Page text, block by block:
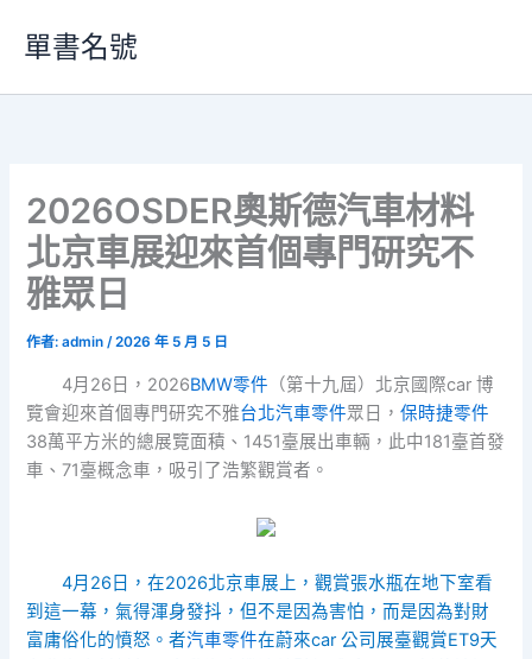
要
單書名號
2026OSDER奧斯德汽車材料
北京車展迎來首個專門研究不
雅眾日
作者:admin/2026 年 5 月 5 日
4月26日，2026BMW零件 （第十九屆）北京國際car 博
覽會迎來首個專門研究不雅台北汽車零件眾日，保時捷零件
38萬平方米的總展覽面積、1451臺展出車輛，此中181臺首發
車、71臺概念車，吸引了浩繁觀賞者。
4月26日，在2026北京車展上，觀賞張水瓶在地下室看
到這一幕，氣得渾身發抖，但不是因為害怕，而是因為對財
富庸俗化的憤怒。者汽車零件在蔚來car 公司展臺觀賞ET9天